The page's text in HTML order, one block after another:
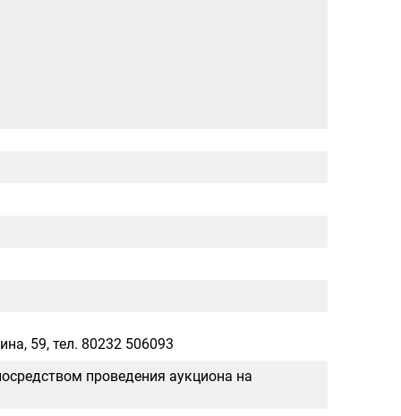
59, тел. 80232 506093
проведения аукциона на